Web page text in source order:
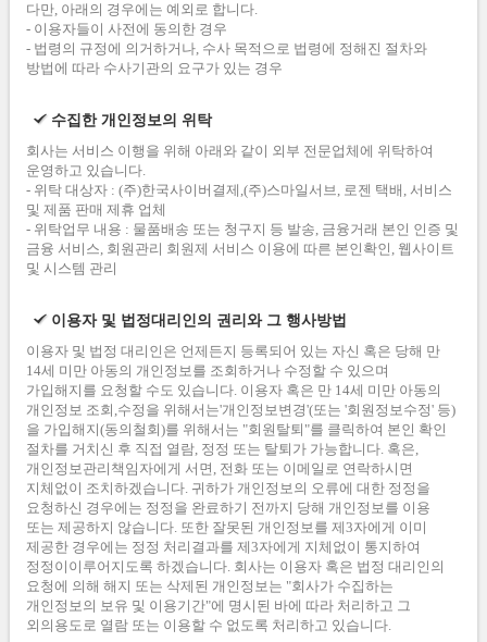
다만, 아래의 경우에는 예외로 합니다.
- 이용자들이 사전에 동의한 경우
- 법령의 규정에 의거하거나, 수사 목적으로 법령에 정해진 절차와
방법에 따라 수사기관의 요구가 있는 경우
수집한 개인정보의 위탁
회사는 서비스 이행을 위해 아래와 같이 외부 전문업체에 위탁하여
운영하고 있습니다.
- 위탁 대상자 : (주)한국사이버결제,(주)스마일서브, 로젠 택배, 서비스
및 제품 판매 제휴 업체
- 위탁업무 내용 : 물품배송 또는 청구지 등 발송, 금융거래 본인 인증 및
금융 서비스, 회원관리 회원제 서비스 이용에 따른 본인확인, 웹사이트
및 시스템 관리
이용자 및 법정대리인의 권리와 그 행사방법
이용자 및 법정 대리인은 언제든지 등록되어 있는 자신 혹은 당해 만
14세 미만 아동의 개인정보를 조회하거나 수정할 수 있으며
가입해지를 요청할 수도 있습니다. 이용자 혹은 만 14세 미만 아동의
개인정보 조회,수정을 위해서는'개인정보변경'(또는 '회원정보수정' 등)
을 가입해지(동의철회)를 위해서는 "회원탈퇴"를 클릭하여 본인 확인
절차를 거치신 후 직접 열람, 정정 또는 탈퇴가 가능합니다. 혹은,
개인정보관리책임자에게 서면, 전화 또는 이메일로 연락하시면
지체없이 조치하겠습니다. 귀하가 개인정보의 오류에 대한 정정을
요청하신 경우에는 정정을 완료하기 전까지 당해 개인정보를 이용
또는 제공하지 않습니다. 또한 잘못된 개인정보를 제3자에게 이미
제공한 경우에는 정정 처리결과를 제3자에게 지체없이 통지하여
정정이이루어지도록 하겠습니다. 회사는 이용자 혹은 법정 대리인의
요청에 의해 해지 또는 삭제된 개인정보는 "회사가 수집하는
개인정보의 보유 및 이용기간"에 명시된 바에 따라 처리하고 그
외의용도로 열람 또는 이용할 수 없도록 처리하고 있습니다.